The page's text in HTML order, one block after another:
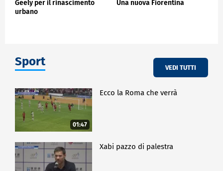
Geely per il rinascimento
urbano
Una nuova Fiorentina
Sport VEDI TUTTI
01:47
Ecco la Roma che verrà
Xabi pazzo di palestra